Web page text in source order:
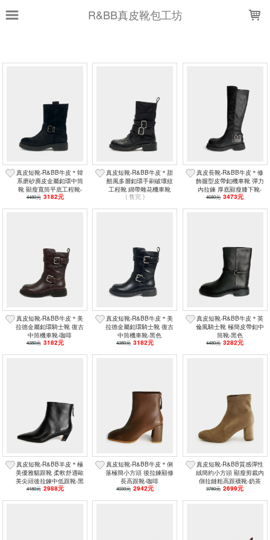
R&BB真皮靴包工坊
篩選
真皮短靴-R&BB牛皮＊韓
系磨砂麂皮金屬釦環中筒
靴 顯瘦寬筒平底工程靴-
黑色
4480元 3182元
真皮短靴-R&BB牛皮＊甜
酷風多層釦環手刷破壞紋
工程靴 綁帶雕花機車靴
顯瘦中筒靴-黑色
( 售完 )
真皮長靴-R&BB牛皮＊修
飾腿型皮帶釦機車靴 彈力
內拉鍊 厚底顯瘦膝下靴-
黑色
4680元 3473元
真皮短靴-R&BB牛皮＊美
拉德金屬釦環騎士靴 復古
中筒機車靴-咖啡
4380元 3182元
真皮短靴-R&BB牛皮＊美
拉德金屬釦環騎士靴 復古
中筒機車靴-黑色
4380元 3182元
真皮短靴-R&BB牛皮＊英
倫風騎士靴 極簡皮帶釦中
筒靴-黑色
4480元 3282元
真皮短靴-R&BB羊皮＊極
美優雅貓跟靴 柔軟舒適歐
美尖頭後拉鍊中低跟靴-黑
色
4180元 2988元
真皮短靴-R&BB牛皮＊俐
落極簡小方頭 後拉鍊顯修
長高跟靴-咖啡
4030元 2942元
真皮短靴-R&BB質感彈性
絨簡約小方頭 顯瘦剪裁內
側拉鏈粗高跟襪靴-奶茶
3780元 2699元